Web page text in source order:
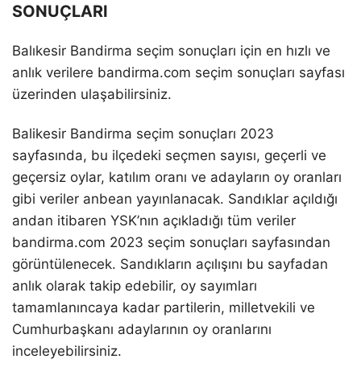
SONUÇLARI
Balıkesir Bandirma seçim sonuçları için en hızlı ve
anlık verilere bandirma.com seçim sonuçları sayfası
üzerinden ulaşabilirsiniz.
Balikesir Bandirma seçim sonuçları 2023
sayfasında, bu ilçedeki seçmen sayısı, geçerli ve
geçersiz oylar, katılım oranı ve adayların oy oranları
gibi veriler anbean yayınlanacak. Sandıklar açıldığı
andan itibaren YSK’nın açıkladığı tüm veriler
bandirma.com 2023 seçim sonuçları sayfasından
görüntülenecek. Sandıkların açılışını bu sayfadan
anlık olarak takip edebilir, oy sayımları
tamamlanıncaya kadar partilerin, milletvekili ve
Cumhurbaşkanı adaylarının oy oranlarını
inceleyebilirsiniz.